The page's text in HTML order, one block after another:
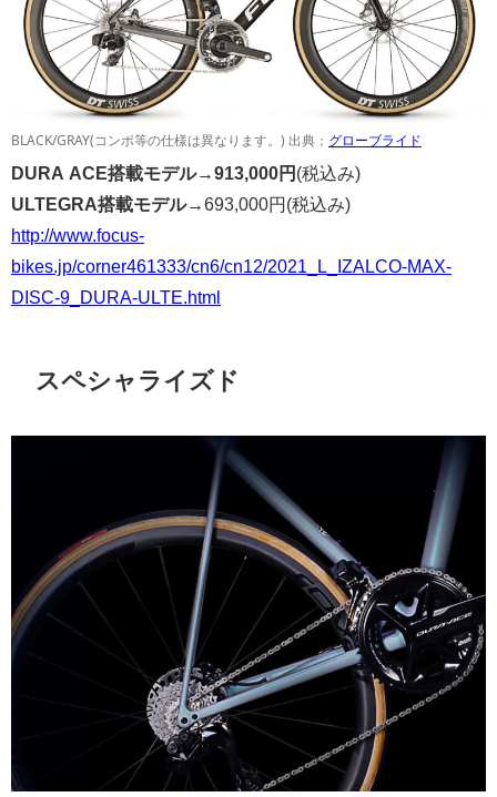
BLACK/GRAY(コンポ等の仕様は異なります。) 出典； グローブライド
DURA ACE搭載モデル→913,000円 (税込み)
ULTEGRA搭載モデル→693,000円 (税込み)
http://www.focus-
bikes.jp/corner461333/cn6/cn12/2021_L_IZALCO-MAX-
DISC-9_DURA-ULTE.html
スペシャライズド